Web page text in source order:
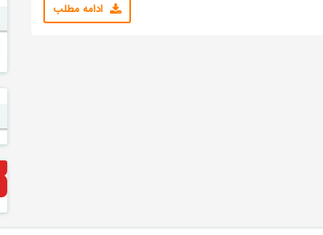
ادامه مطلب